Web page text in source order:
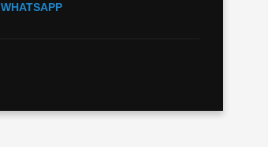
WHATSAPP